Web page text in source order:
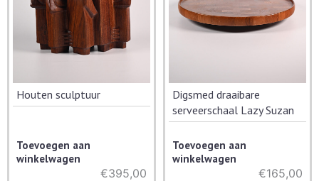
Houten sculptuur
Toevoegen aan
winkelwagen
€395,00
Digsmed draaibare
serveerschaal Lazy Suzan
Toevoegen aan
winkelwagen
€165,00